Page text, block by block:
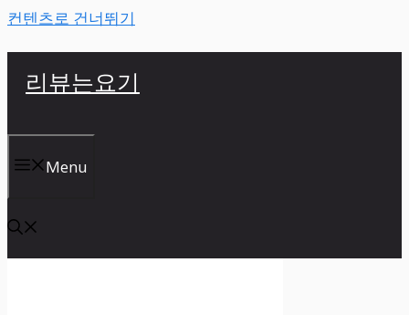
컨텐츠로 건너뛰기
리뷰는요기
Menu